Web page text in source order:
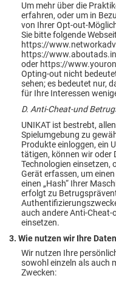
Um mehr über die
erfahren, oder um in
von Ihrer Opt-out-
Sie bitte folgende
https://
https://
oder https://
Opting-out nicht
sehen; es bedeutet nur,
für Ihre Interessen
D. Anti-Cheat-und
UNIKAT ist bestrebt,
Spielumgebung zu
Produkte einloggen, ein
tätigen, können wir oder
Technologien einsetzen,
Gerät erfassen, um
einen „Hash“ Ihrer
erfolgt zu
auch andere Anti-
einsetzen.
3. Wie nutzen wir Ihre
Wir nutzen Ihre
sowohl einzeln als auch
Zwecken: